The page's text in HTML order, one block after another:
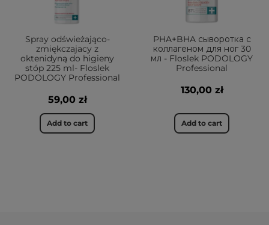
Spray odświeżająco-
zmiękczajacy z
oktenidyną do higieny
stóp 225 ml- Floslek
PODOLOGY Professional
59,00 zł
Add to cart
PHA+BHA сыворотка с
коллагеном для ног 30
мл - Floslek PODOLOGY
Professional
130,00 zł
Add to cart